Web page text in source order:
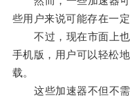
些用户来说可能存在一定
不过，现在市面上也
手机版，用户可以轻松
载。
这些加速器不但不需